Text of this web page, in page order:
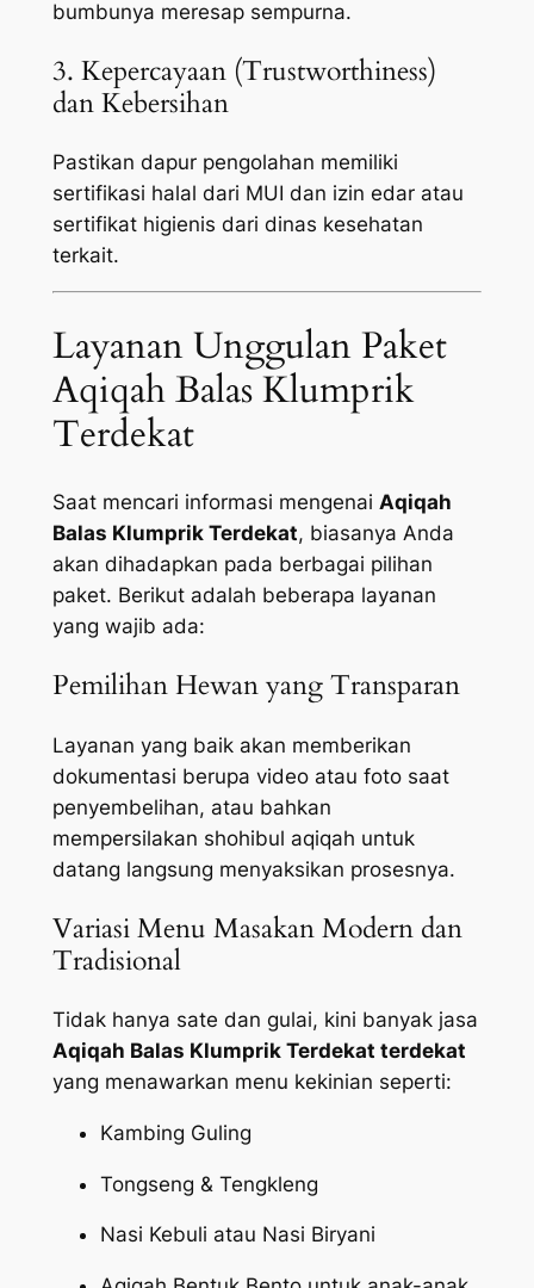
bumbunya meresap sempurna.
3. Kepercayaan (Trustworthiness)
dan Kebersihan
Pastikan dapur pengolahan memiliki
sertifikasi halal dari MUI dan izin edar atau
sertifikat higienis dari dinas kesehatan
terkait.
Layanan Unggulan Paket
Aqiqah Balas Klumprik
Terdekat
Saat mencari informasi mengenai Aqiqah
Balas Klumprik Terdekat, biasanya Anda
akan dihadapkan pada berbagai pilihan
paket. Berikut adalah beberapa layanan
yang wajib ada:
Pemilihan Hewan yang Transparan
Layanan yang baik akan memberikan
dokumentasi berupa video atau foto saat
penyembelihan, atau bahkan
mempersilakan shohibul aqiqah untuk
datang langsung menyaksikan prosesnya.
Variasi Menu Masakan Modern dan
Tradisional
Tidak hanya sate dan gulai, kini banyak jasa
Aqiqah Balas Klumprik Terdekat terdekat
yang menawarkan menu kekinian seperti:
Kambing Guling
Tongseng & Tengkleng
Nasi Kebuli atau Nasi Biryani